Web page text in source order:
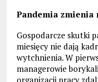
Pandemia zmienia
Gospodarcze skutki
miesięcy nie dają
wytchnienia. W
managerowie